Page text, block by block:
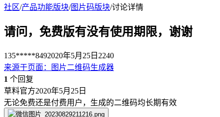
社区/产品功能版块/图片码版块/讨论详情
请问，免费版有没有使用期限，谢谢
135*****8492020年5月25日 2240
来源于页面 ：
图片二维码生成器
1 个回复
草料官方2020年5月25日
无论免费还是付费用户，生成的二维码均长期有效